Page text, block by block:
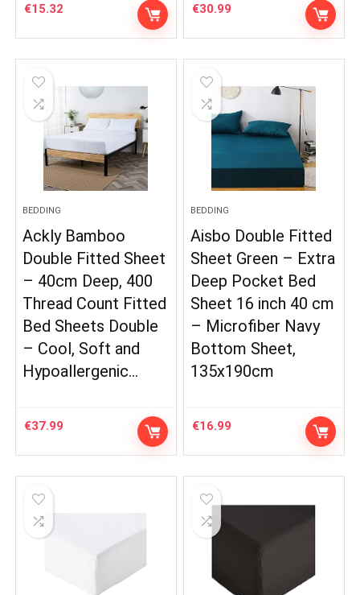
€15.32 €30.99
BEDDING
Ackly Bamboo
Double Fitted Sheet
– 40cm Deep, 400
Thread Count Fitted
Bed Sheets Double
– Cool, Soft and
Hypoallergenic…
€37.99
BEDDING
Aisbo Double Fitted
Sheet Green – Extra
Deep Pocket Bed
Sheet 16 inch 40 cm
– Microfiber Navy
Bottom Sheet,
135x190cm
€16.99